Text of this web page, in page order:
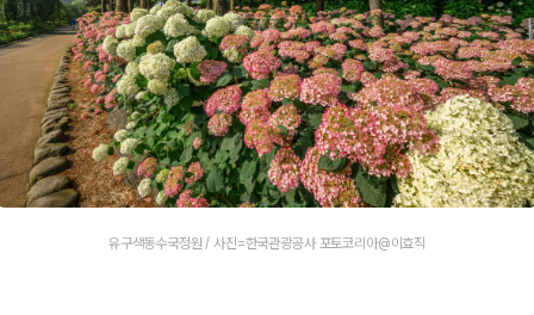
유구색동수국정원 / 사진=한국관광공사 포토코리아@이효직